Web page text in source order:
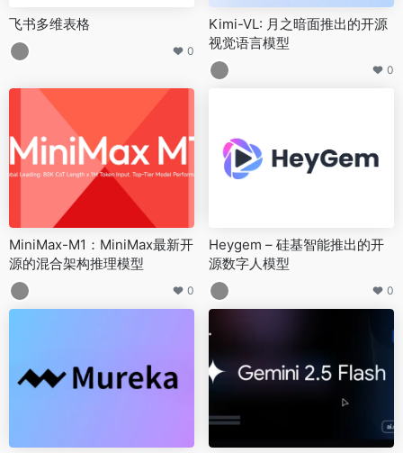
飞书多维表格
0
Kimi-VL: 月之暗面推出的开源
视觉语言模型
0
MiniMax-M1：MiniMax最新开
源的混合架构推理模型
0
Heygem – 硅基智能推出的开
源数字人模型
0